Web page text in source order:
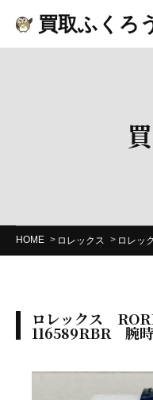
買取ふくろ
HOME ロレックス ロレ
ロレックス
116589RBR 腕